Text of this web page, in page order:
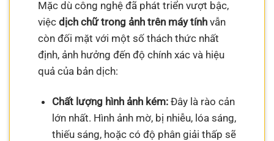
Mặc dù công nghệ đã phát triển vượt bậc,
việcdịch chữ trong ảnh trên máy tính vẫn
còn đối mặt với một số thách thức nhất
định, ảnh hưởng đến độ chính xác và hiệu
quả của bản dịch:
Chất lượng hình ảnh kém:Đây là rào cản
lớn nhất. Hình ảnh mờ, bị nhiễu, lóa sáng,
thiếu sáng, hoặc có độ phân giải thấp sẽ